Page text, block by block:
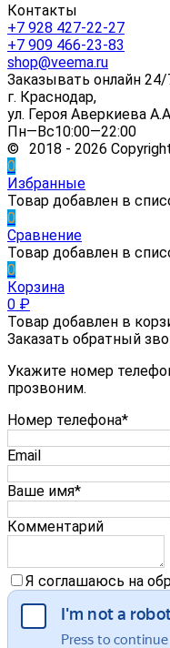
Контакты
+7 928 427-22-27
+7 909 466-23-83
shop@veema.ru
Заказывать онлайн
г. Краснодар,
ул. Героя Аверкиева
Пн—Вс10:00—22:00
© 2018 - 2026
0
Избранные
Товар добавлен в
0
Сравнение
Товар добавлен в
0
Корзина
0 ₽
Товар добавлен в
Заказать обратный
Укажите номер
прозвоним.
Номер телефона*
Email
Ваше имя*
Комментарий
Я соглашаюсь на